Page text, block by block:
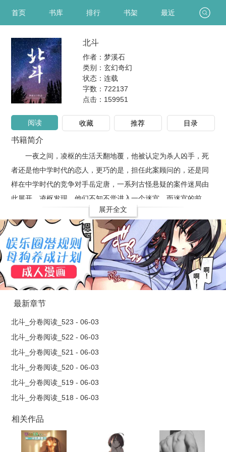
首页 书库 排行 书架 最近
北斗
作者：梦溪石
类别：玄幻奇幻
状态：连载
字数：722137
点击： 159951
阅读 收藏 推荐 目录
书籍简介
一夜之间，凌枢的生活天翻地覆，他被认定为杀人凶手，死
者还是他中学时代的恋人，更巧的是，担任此案顾问的，还是同
样在中学时代的竞争对手岳定唐，一系列古怪悬疑的案件迷局由
此展开。凌枢发现，他们不知不觉进入一个迷宫，而迷宫的前
方，似乎有人牵着线，一直在指引他们前行，如果挣开牵引，从
棋子变为棋手，又会如何？而岳定唐也发现，凌枢似乎不是他所
想像的病猫，而是一只扮猪吃老虎的猛兽。本文如抽丝剥茧，层
层深入，从一开始主角被指认为杀人犯的惊心动魄开始，到为自
己洗刷清白，步步追逐真相，步步惊心，令人手不释卷，紧追更
新，作者生动详实的语言更再现民国风俗世情，实是今年都市悬
展开全文
最新章节
北斗_分卷阅读_523 - 06-03
北斗_分卷阅读_522 - 06-03
北斗_分卷阅读_521 - 06-03
北斗_分卷阅读_520 - 06-03
北斗_分卷阅读_519 - 06-03
北斗_分卷阅读_518 - 06-03
相关作品